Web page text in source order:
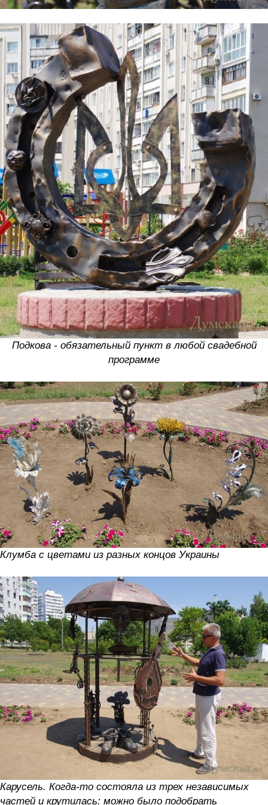
Подкова - обязательный пункт в любой свадебной
программе
Клумба с цветами из разных концов Украины
Карусель. Когда-то состояла из трех независимых
частей и крутилась: можно было подобрать